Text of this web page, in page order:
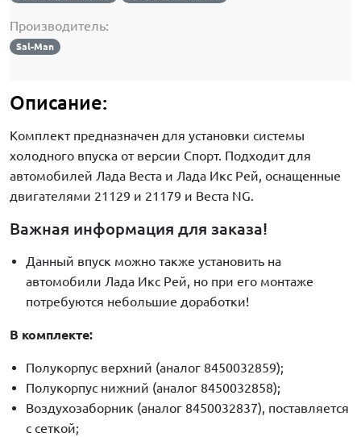
Производитель:
Sal-Man
Описание:
Комплект предназначен для установки системы
холодного впуска от версии Спорт. Подходит для
автомобилей Лада Веста и Лада Икс Рей, оснащенные
двигателями 21129 и 21179 и Веста NG.
Важная информация для заказа!
Данный впуск можно также установить на
автомобили Лада Икс Рей, но при его монтаже
потребуются небольшие доработки!
В комплекте:
Полукорпус верхний (аналог 8450032859);
Полукорпус нижний (аналог 8450032858);
Воздухозаборник (аналог 8450032837), поставляется
с сеткой;